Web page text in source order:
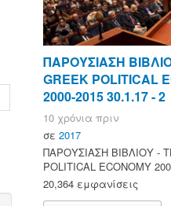
ΠΑΡΟΥΣΙΑΣΗ
GREEK POLITICAL
2000-2015 30.1.17 - 2
10 χρόνια πριν
σε 2017
ΠΑΡΟΥΣΙΑΣΗ ΒΙΒΛΙΟΥ -
POLITICAL ECONOMY
20,364 εμφανίσεις